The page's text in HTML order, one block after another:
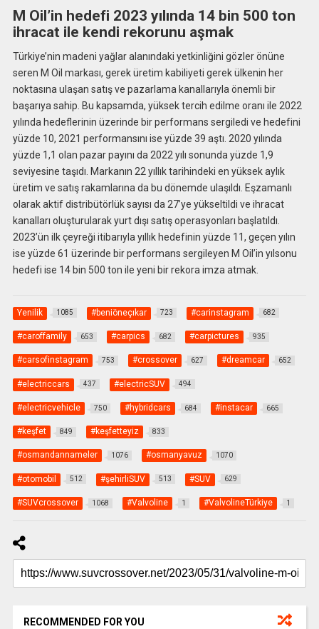
M Oil’in hedefi 2023 yılında 14 bin 500 ton
ihracat ile kendi rekorunu aşmak
Türkiye’nin madeni yağlar alanındaki yetkinliğini gözler önüne
seren M Oil markası, gerek üretim kabiliyeti gerek ülkenin her
noktasına ulaşan satış ve pazarlama kanallarıyla önemli bir
başarıya sahip. Bu kapsamda, yüksek tercih edilme oranı ile 2022
yılında hedeflerinin üzerinde bir performans sergiledi ve hedefini
yüzde 10, 2021 performansını ise yüzde 39 aştı. 2020 yılında
yüzde 1,1 olan pazar payını da 2022 yılı sonunda yüzde 1,9
seviyesine taşıdı. Markanın 22 yıllık tarihindeki en yüksek aylık
üretim ve satış rakamlarına da bu dönemde ulaşıldı. Eşzamanlı
olarak aktif distribütörlük sayısı da 27’ye yükseltildi ve ihracat
kanalları oluşturularak yurt dışı satış operasyonları başlatıldı.
2023’ün ilk çeyreği itibarıyla yıllık hedefinin yüzde 11, geçen yılın
ise yüzde 61 üzerinde bir performans sergileyen M Oil’in yılsonu
hedefi ise 14 bin 500 ton ile yeni bir rekora imza atmak.
Yenilik 1085 #beniöneçıkar 723 #carinstagram 682
#caroffamily 653 #carpics 682 #carpictures 935
#carsofinstagram 753 #crossover 627 #dreamcar 652
#electriccars 437 #electricSUV 494
#electricvehicle 750 #hybridcars 684 #instacar 665
#keşfet 849 #keşfetteyiz 833
#osmandannameler 1076 #osmanyavuz 1070
#otomobil 512 #şehirliSUV 513 #SUV 629
#SUVcrossover 1068 #Valvoline 1 #ValvolineTürkiye 1
RECOMMENDED FOR YOU